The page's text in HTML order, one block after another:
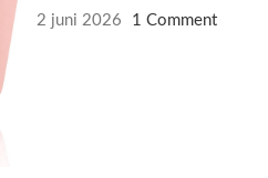
2 juni 2026 1 Comment